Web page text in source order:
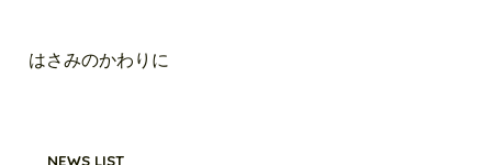
はさみのかわりに
NEWS LIST